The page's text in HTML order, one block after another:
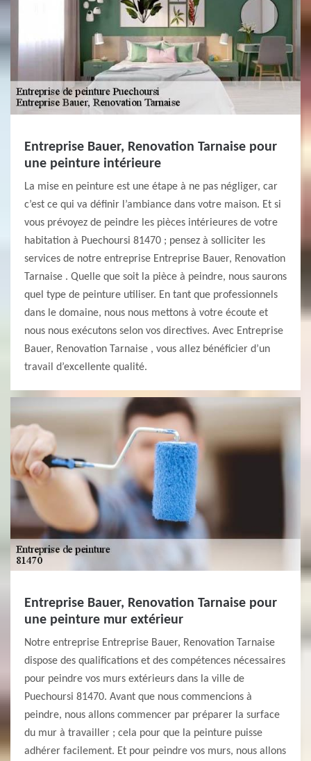
Entreprise Bauer, Renovation Tarnaise pour
une peinture intérieure
La mise en peinture est une étape à ne pas négliger, car
c’est ce qui va définir l’ambiance dans votre maison. Et si
vous prévoyez de peindre les pièces intérieures de votre
habitation à Puechoursi 81470 ; pensez à solliciter les
services de notre entreprise Entreprise Bauer, Renovation
Tarnaise . Quelle que soit la pièce à peindre, nous saurons
quel type de peinture utiliser. En tant que professionnels
dans le domaine, nous nous mettons à votre écoute et
nous nous exécutons selon vos directives. Avec Entreprise
Bauer, Renovation Tarnaise , vous allez bénéficier d’un
travail d’excellente qualité.
Entreprise Bauer, Renovation Tarnaise pour
une peinture mur extérieur
Notre entreprise Entreprise Bauer, Renovation Tarnaise
dispose des qualifications et des compétences nécessaires
pour peindre vos murs extérieurs dans la ville de
Puechoursi 81470. Avant que nous commencions à
peindre, nous allons commencer par préparer la surface
du mur à travailler ; cela pour que la peinture puisse
adhérer facilement. Et pour peindre vos murs, nous allons